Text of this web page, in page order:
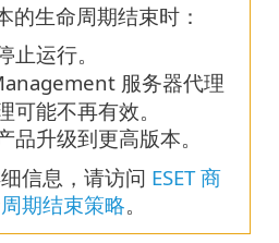
的生命周期结束时：
止运行。
服务器代理
可能不再有效。
品升级到更高版本。
信息，请访问 ESET 商
期结束策略。